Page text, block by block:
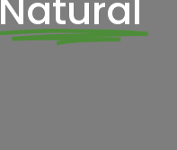
Natural